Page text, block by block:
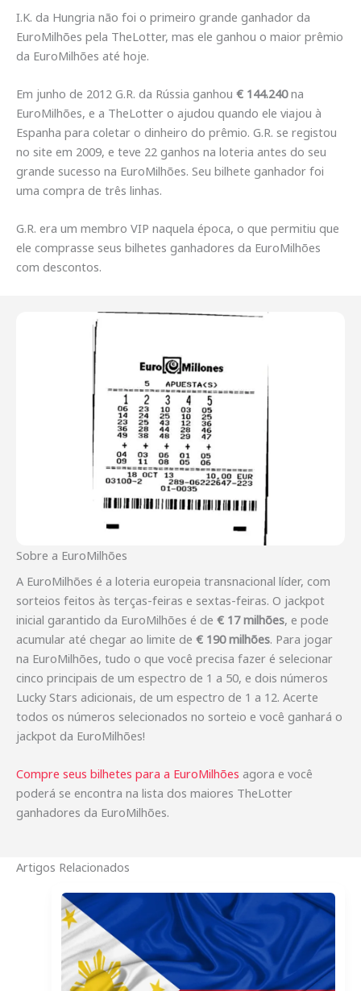
I.K. da Hungria não foi o primeiro grande ganhador da
EuroMilhões pela TheLotter, mas ele ganhou o maior prêmio
da EuroMilhões até hoje.
Em junho de 2012 G.R. da Rússia ganhou € 144.240na
EuroMilhões, e a TheLotter o ajudou quando ele viajou à
Espanha para coletar o dinheiro do prêmio. G.R. se registou
no site em 2009, e teve 22 ganhos na loteria antes do seu
grande sucesso na EuroMilhões. Seu bilhete ganhador foi
uma compra de três linhas.
G.R. era um membro VIP naquela época, o que permitiu que
ele comprasse seus bilhetes ganhadores da EuroMilhões
com descontos.
Sobre a EuroMilhões
A EuroMilhões é a loteria europeia transnacional líder, com
sorteios feitos às terças-feiras e sextas-feiras. O jackpot
inicial garantido da EuroMilhões é de € 17 milhões, e pode
acumular até chegar ao limite de € 190 milhões. Para jogar
na EuroMilhões, tudo o que você precisa fazer é selecionar
cinco principais de um espectro de 1 a 50, e dois números
Lucky Stars adicionais, de um espectro de 1 a 12. Acerte
todos os números selecionados no sorteio e você ganhará o
jackpot da EuroMilhões!
Compre seus bilhetes para a EuroMilhões agora e você
poderá se encontra na lista dos maiores TheLotter
ganhadores da EuroMilhões.
Artigos Relacionados